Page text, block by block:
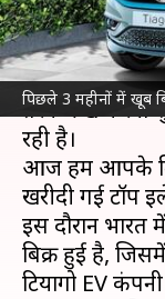
पिछले 3 महीनों में खूब
क्या है खबर?
तेल की बढ़ती
तरफ रुख करना
रही है।
आज हम आपके
खरीदी गई टॉप
इस दौरान भारत
बिक्री हुई है,
टियागो EV